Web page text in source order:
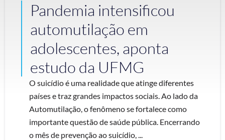
Pandemia intensificou
automutilação em
adolescentes, aponta
estudo da UFMG
O suicídio é uma realidade que atinge diferentes
países e traz grandes impactos sociais. Ao lado da
Automutilação, o fenômeno se fortalece como
importante questão de saúde pública. Encerrando
o mês de prevenção ao suicídio, ...